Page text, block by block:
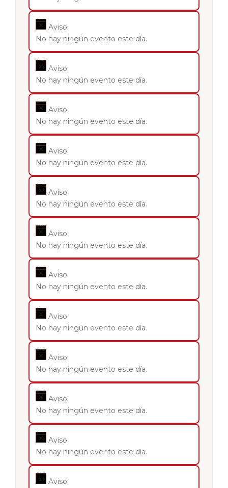
Aviso
No hay ningún evento este día.
Aviso
No hay ningún evento este día.
Aviso
No hay ningún evento este día.
Aviso
No hay ningún evento este día.
Aviso
No hay ningún evento este día.
Aviso
No hay ningún evento este día.
Aviso
No hay ningún evento este día.
Aviso
No hay ningún evento este día.
Aviso
No hay ningún evento este día.
Aviso
No hay ningún evento este día.
Aviso
No hay ningún evento este día.
Aviso